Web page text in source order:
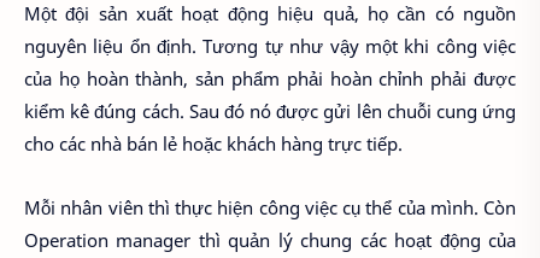
Một đội sản xuất hoạt động hiệu quả, họ cần có nguồn
nguyên liệu ổn định. Tương tự như vậy một khi công việc
của họ hoàn thành, sản phẩm phải hoàn chỉnh phải được
kiểm kê đúng cách. Sau đó nó được gửi lên chuỗi cung ứng
cho các nhà bán lẻ hoặc khách hàng trực tiếp.
Mỗi nhân viên thì thực hiện công việc cụ thể của mình. Còn
Operation manager thì quản lý chung các hoạt động của